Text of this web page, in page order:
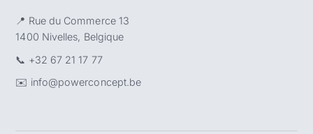
📍 Rue du Commerce 13
1400 Nivelles, Belgique
📞 +32 67 21 17 77
✉️ info@powerconcept.be